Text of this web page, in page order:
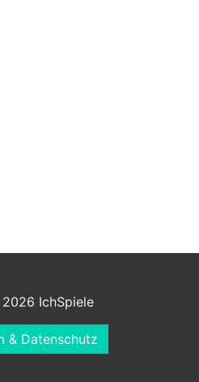
IchSpiele
& Datenschutz